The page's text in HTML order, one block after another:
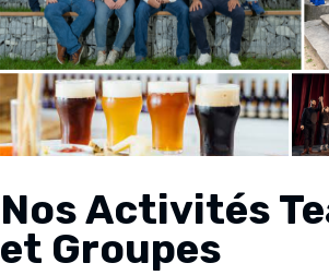
Nos Activités
et Groupes